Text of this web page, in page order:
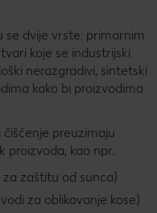
se dvije vrste: primarnim
koje se industrijski
nerazgradivi, sintetski
kako bi proizvodima
preuzimaju
proizvoda, kao npr.:
zaštitu od sunca)
za oblikovanje kose)